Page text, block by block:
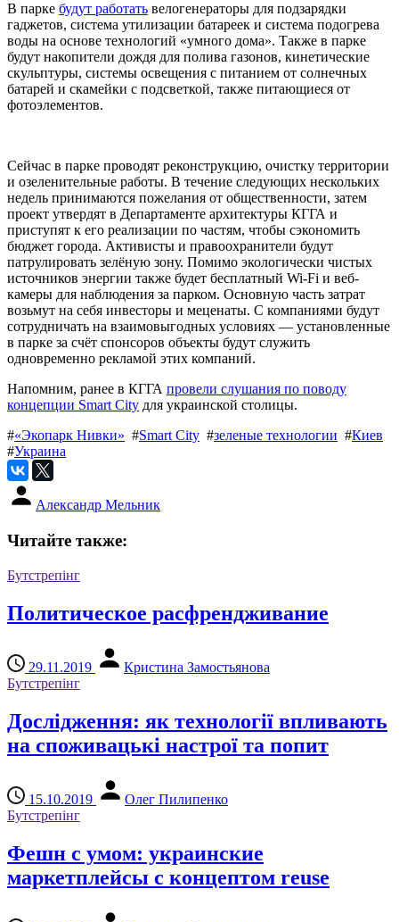
В парке будут работать велогенераторы для подзарядки
гаджетов, система утилизации батареек и система подогрева
воды на основе технологий «умного дома». Также в парке
будут накопители дождя для полива газонов, кинетические
скульптуры, системы освещения с питанием от солнечных
батарей и скамейки с подсветкой, также питающиеся от
фотоэлементов.
Сейчас в парке проводят реконструкцию, очистку территории
и озеленительные работы. В течение следующих нескольких
недель принимаются пожелания от общественности, затем
проект утвердят в Департаменте архитектуры КГГА и
приступят к его реализации по частям, чтобы сэкономить
бюджет города. Активисты и правоохранители будут
патрулировать зелёную зону. Помимо экологически чистых
источников энергии также будет бесплатный Wi-Fi и веб-
камеры для наблюдения за парком. Основную часть затрат
возьмут на себя инвесторы и меценаты. С компаниями будут
сотрудничать на взаимовыгодных условиях — установленные
в парке за счёт спонсоров объекты будут служить
одновременно рекламой этих компаний.
Напомним, ранее в КГГА провели слушания по поводу
концепции Smart City для украинской столицы.
#«Экопарк Нивки» #Smart City #зеленые технологии #Киев
#Украина
Александр Мельник
Читайте также:
Бутстрепінг
Политическое расфрендживание
29.11.2019
Кристина Замостьянова
Бутстрепінг
Дослідження: як технології впливають
на споживацькі настрої та попит
15.10.2019
Олег Пилипенко
Бутстрепінг
Фешн с умом: украинские
маркетплейсы с концептом reuse